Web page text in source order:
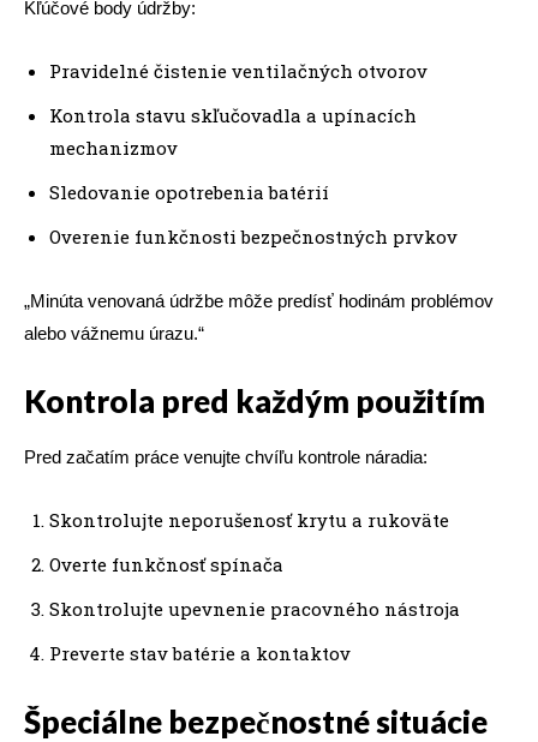
Kľúčové body údržby:
Pravidelné čistenie ventilačných otvorov
Kontrola stavu skľučovadla a upínacích
mechanizmov
Sledovanie opotrebenia batérií
Overenie funkčnosti bezpečnostných prvkov
„Minúta venovaná údržbe môže predísť hodinám problémov
alebo vážnemu úrazu.“
Kontrola pred každým použitím
Pred začatím práce venujte chvíľu kontrole náradia:
Skontrolujte neporušenosť krytu a rukoväte
Overte funkčnosť spínača
Skontrolujte upevnenie pracovného nástroja
Preverte stav batérie a kontaktov
Špeciálne bezpečnostné situácie